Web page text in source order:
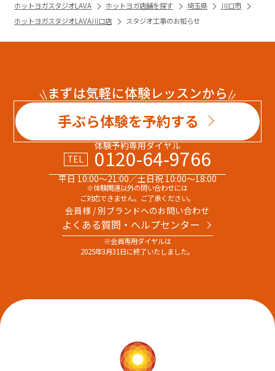
ホットヨガスタジオLAVA ホットヨガ店舗を探す 埼玉県
川口市
ホットヨガスタジオLAVA川口店
スタジオ工事のお知らせ
まずは気軽に体験レッスンから
手ぶら体験を予約する
体験予約専用ダイヤル
TEL
0120-64-9766
平日 10:00～21:00／土日祝 10:00～18:00
※体験関連以外の問い合わせには
ご対応できません。ご了承ください。
会員様 / 別ブランドへのお問い合わせ
よくある質問・へルプセンター
※会員専用ダイヤルは
2025年3月31日に終了いたしました。